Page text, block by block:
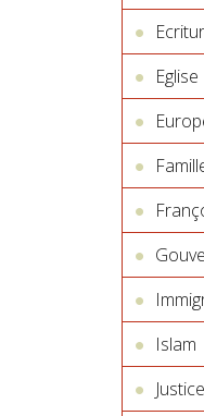
Eglise
Islam
Justice